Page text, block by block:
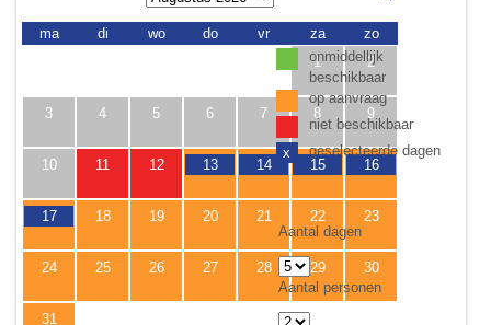
ma di wo do vr za
zo
1
2
3 4 5 6 7 8 9
10 11 12 13 14 15 16
17 18 19 20 21 22 23
24 25 26 27 28 29 30
31
onmiddellijk
beschikbaar
op aanvraag
niet beschikbaar
x
geselecteerde dagen
Aantal dagen
Aantal personen